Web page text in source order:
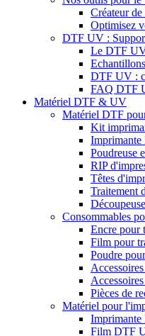
Créateur
Optimisez
DTF UV :
Le DTF
DTF UV :
FAQ DTF
Matériel DTF & UV
Matériel DTF
Kit
Poudreuse
RIP
Têtes
Traitement
Consommables
Encre pour
Film pour
Poudre
Pièces de
Matériel pour
Film DTF